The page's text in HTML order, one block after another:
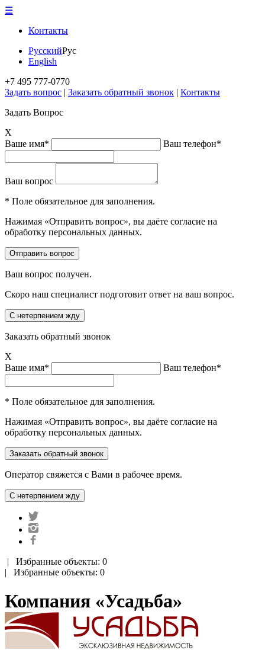
☰
Контакты
РусскийРус
English
+7 495 777-0770
Задать вопрос | Заказать обратный звонок | Контакты
Задать Вопрос
X
Ваше имя*
Ваш телефон*
Ваш вопрос
* Поле обязательное для заполнения.
Нажимая «Отправить вопрос», вы даёте согласие на
обработку персональных данных.
Ваш вопрос получен.
Скоро наш специалист подготовит ответ на ваш вопрос.
Заказать обратный звонок
X
Ваше имя*
Ваш телефон*
* Поле обязательное для заполнения.
Нажимая «Отправить вопрос», вы даёте согласие на
обработку персональных данных.
Оператор свяжется с Вами в рабочее время.
| Избранные объекты: 0
| Избранные объекты: 0
Компания «Усадьба»